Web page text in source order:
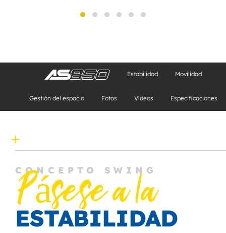
Estabilidad Movilidad
Gestión del espacio Fotos Vídeos Especificaciones
CONCEPTO SWING
Pásese a la
ESTABILIDAD